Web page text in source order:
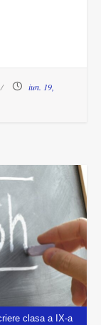
iun. 19,
clasa a IX-a